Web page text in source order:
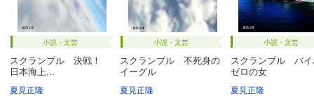
小説・文芸
スクランブル 決戦！
日本海上...
夏見正隆
小説・文芸
スクランブル 不死身の
イーグル
夏見正隆
小説・文芸
スクランブル バイ
ゼロの女
夏見正隆